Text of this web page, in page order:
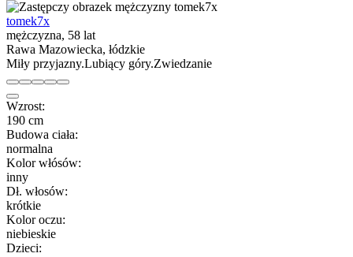
tomek7x
mężczyzna, 58 lat
Rawa Mazowiecka, łódzkie
Miły przyjazny.Lubiący góry.Zwiedzanie
Wzrost:
190 cm
Budowa ciała:
normalna
Kolor włósów:
inny
Dł. włosów:
krótkie
Kolor oczu:
niebieskie
Dzieci: